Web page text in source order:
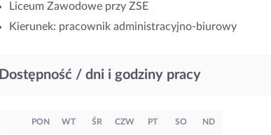
Liceum Zawodowe przy ZSE
Kierunek: pracownik administracyjno-biurowy
Dostępność / dni i godziny pracy
PON WT ŚR CZW PT SO ND